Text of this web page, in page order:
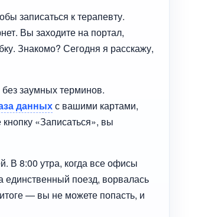
записаться к терапевту.
Вы заходите на портал,
Знакомо? Сегодня я расскажу,
заумных терминов.
данныхс вашими картами,
«Записаться», вы
В 8:00 утра, когда все офисы
единственный поезд, ворвалась
— вы не можете попасть, и